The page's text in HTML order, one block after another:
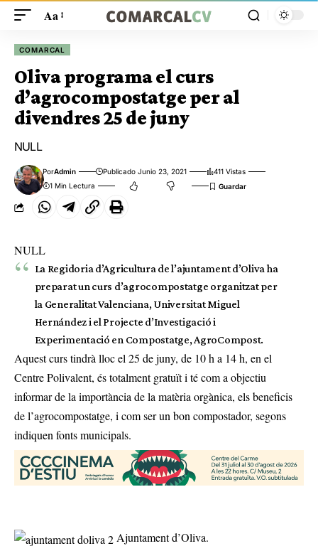
Aa
COMARCAL
Oliva programa el curs
d’agrocompostatge per al
divendres 25 de juny
NULL
PorAdmin Publicado Junio 23, 2021
411 Vistas
1 Min Lectura
NULL
La Regidoria d’Agricultura de l’ajuntament d’Oliva ha
preparat un curs d’agrocompostatge organitzat per
la Generalitat Valenciana, Universitat Miguel
Hernández i el Projecte d’Investigació i
Experimentació en Compostatge, AgroCompost.
Aquest curs tindrà lloc el 25 de juny, de 10 h a 14 h, en el
Centre Polivalent, és totalment gratuït i té com a objectiu
informar de la importància de la matèria orgànica, els beneficis
de l’agrocompostatge, i com ser un bon compostador, segons
indiquen fonts municipals.
Ajuntament d’Oliva.